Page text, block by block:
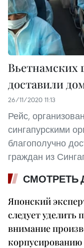
Вьетнамских
доставили
26/11/2020 11:13
Рейс,
сингапурскими
благополучно
граждан из
СМОТРЕТЬ
Японский
следует уделить
внимание
корпусированию